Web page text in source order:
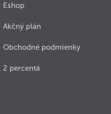
Eshop
Akčný plán
Obchodné podmienky
2 percentá